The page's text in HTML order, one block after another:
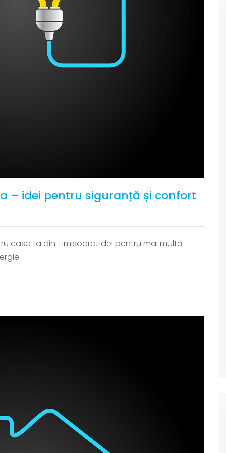
– idei pentru siguranță și confort
casa ta din Timișoara. Idei pentru mai multă